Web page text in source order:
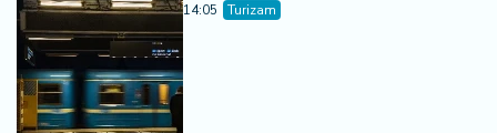
14:05 Turizam